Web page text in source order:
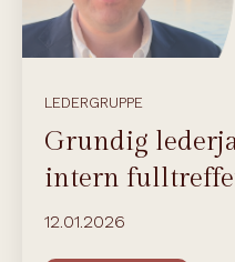
LEDERGRUPPE
Grundig
intern
12.01.2026